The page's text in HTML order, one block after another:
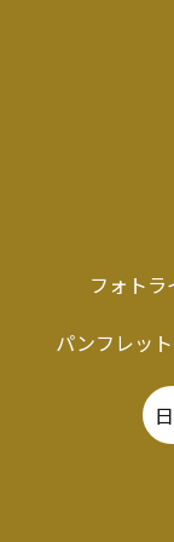
フォトラ
パンフレット